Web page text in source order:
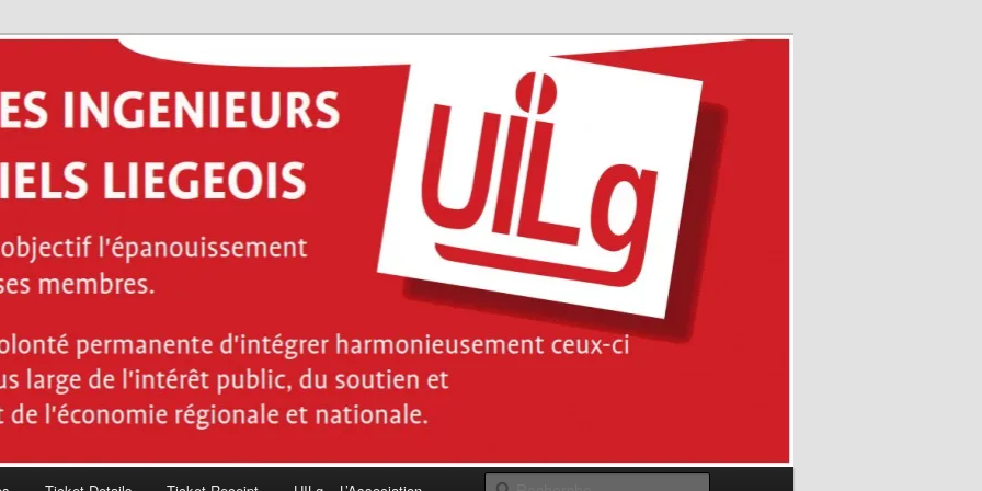
industriels Liégeois
de l'ingénieur industriel diplômés de la Haute École de la Province